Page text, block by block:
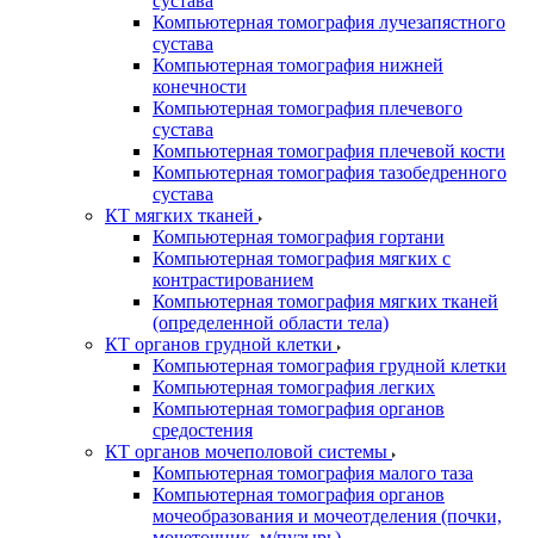
Компьютерная томография лучезапястного
сустава
Компьютерная томография нижней
конечности
Компьютерная томография плечевого
сустава
Компьютерная томография плечевой кости
Компьютерная томография тазобедренного
сустава
КТ мягких тканей
Компьютерная томография гортани
Компьютерная томография мягких с
контрастированием
Компьютерная томография мягких тканей
(определенной области тела)
КТ органов грудной клетки
Компьютерная томография грудной клетки
Компьютерная томография легких
Компьютерная томография органов
средостения
КТ органов мочеполовой системы
Компьютерная томография малого таза
Компьютерная томография органов
мочеобразования и мочеотделения (почки,